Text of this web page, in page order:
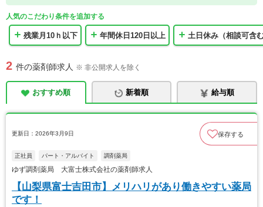
人気のこだわり条件を追加する
残業月10ｈ以下 年間休日120日以上 土日休み（相談可含
2 件の薬剤師求人 ※ 非公開求人を除く
おすすめ順 新着順 給与順
更新日：2026年3月9日 保存する
正社員 パート・アルバイト 調剤薬局
ゆず調剤薬局 大富士株式会社の薬剤師求人
【山梨県富士吉田市】メリハリがあり働きやすい薬局
です！